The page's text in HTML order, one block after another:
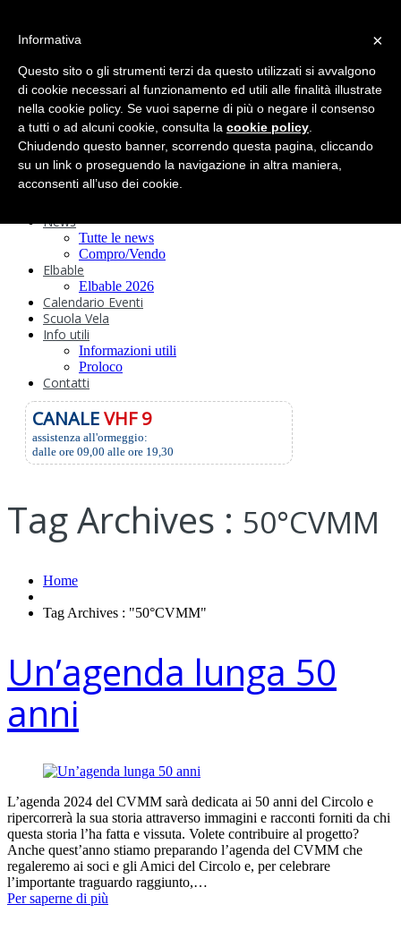
Circolo
Statuto e
Regolamenti
Storia
Ormeggi
Sede e Servizi
Attività
Safeguarding
News
Tutte le news
Compro/Vendo
Elbable
Elbable 2026
Calendario Eventi
Scuola Vela
Info utili
Informazioni utili
Proloco
Contatti
CANALEVHF 9
assistenza all'ormeggio:
dalle ore 09,00 alle ore 19,30
Tag Archives : 50°CVMM
Home
Tag Archives : "50°CVMM"
Un’agenda lunga 50
anni
L’agenda 2024 del CVMM sarà dedicata ai 50 anni del Circolo e
ripercorrerà la sua storia attraverso immagini e racconti forniti da chi
questa storia l’ha fatta e vissuta. Volete contribuire al progetto?
Anche quest’anno stiamo preparando l’agenda del CVMM che
regaleremo ai soci e gli Amici del Circolo e, per celebrare
l’importante traguardo raggiunto,…
Per saperne di più
×
Informativa
Questo sito o gli strumenti terzi da questo utilizzati si avvalgono
di cookie necessari al funzionamento ed utili alle finalità illustrate
nella cookie policy. Se vuoi saperne di più o negare il consenso
a tutti o ad alcuni cookie, consulta la cookie policy
Chiudendo questo banner, scorrendo questa pagina, cliccando
su un link o proseguendo la navigazione in altra maniera,
acconsenti all’uso dei cookie.